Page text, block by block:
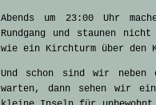
Abends um 23:00 Uhr
Rundgang und staunen
wie ein Kirchturm über den
Und schon sind wir
warten, dann sehen wir